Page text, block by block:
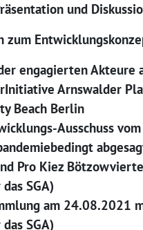
und
engagierten Akteure
Arnswalder
Beach Berlin
Ausschuss
Pro Kiez
SGA)
am 24.08.2021
SGA)